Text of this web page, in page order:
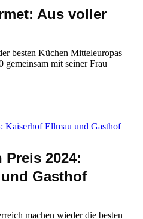
Aus voller
besten Küchen Mitteleuropas
gemeinsam mit seiner Frau
2024:
Gasthof
machen wieder die besten